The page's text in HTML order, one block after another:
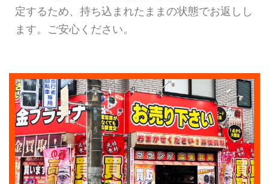
定するため、持ち込まれたままの状態でお返しし
ます。ご安心ください。